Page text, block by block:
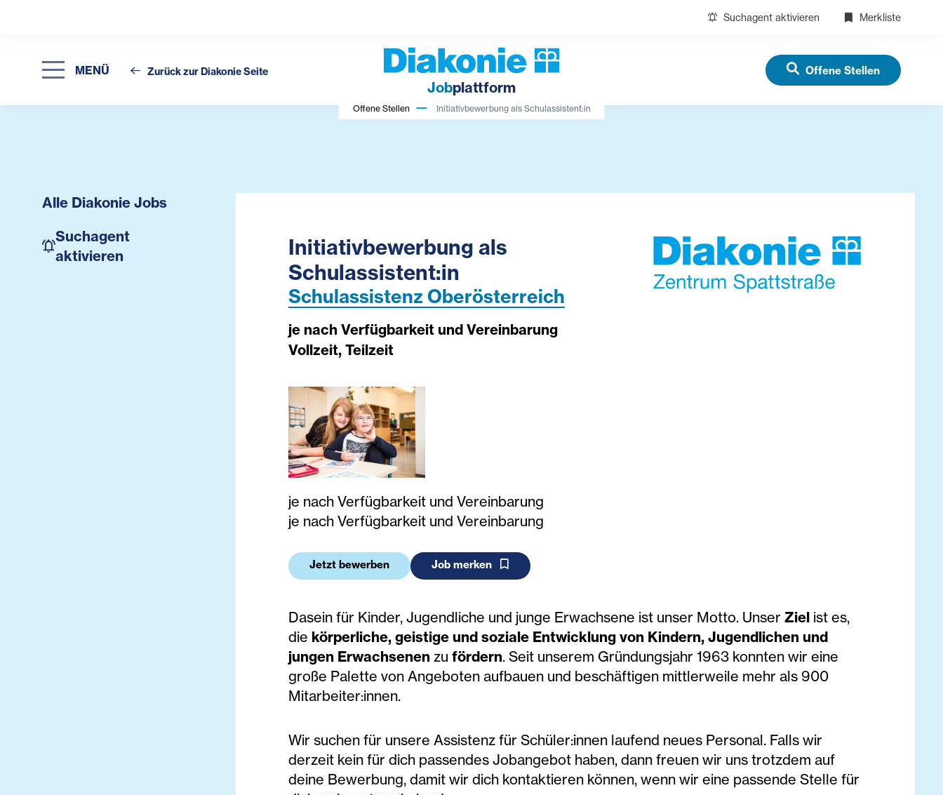
Suchagent aktivieren Merkliste
MENÜ Zurück zur Diakonie Seite
Jobplattform
Offene Stellen
Offene Stellen Initiativbewerbung als Schulassistent:in
Alle Diakonie Jobs
Suchagent
aktivieren
Initiativbewerbung als
Schulassistent:in
Schulassistenz Oberösterreich
je nach Verfügbarkeit und Vereinbarung
Vollzeit, Teilzeit
je nach Verfügbarkeit und Vereinbarung
je nach Verfügbarkeit und Vereinbarung
Jetzt bewerben Job merken
Dasein für Kinder, Jugendliche und junge Erwachsene ist unser Motto. Unser Ziel ist es,
die körperliche, geistige und soziale Entwicklung von Kindern, Jugendlichen und
jungen Erwachsenen zu fördern. Seit unserem Gründungsjahr 1963 konnten wir eine
große Palette von Angeboten aufbauen und beschäftigen mittlerweile mehr als 900
Mitarbeiter:innen.
Wir suchen für unsere Assistenz für Schüler:innen laufend neues Personal. Falls wir
derzeit kein für dich passendes Jobangebot haben, dann freuen wir uns trotzdem auf
deine Bewerbung, damit wir dich kontaktieren können, wenn wir eine passende Stelle für